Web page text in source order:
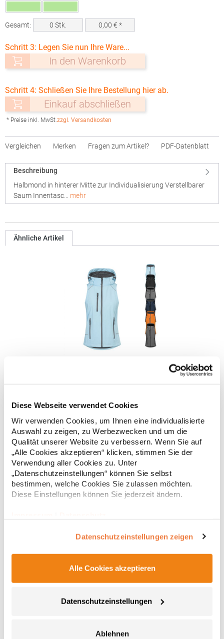
Diese Webseite verwendet Cookies
Wir verwenden Cookies, um Ihnen eine individualisierte
Auswahl zu zeigen, zu Werbezwecken und um die
Qualität unserer Website zu verbessern. Wenn Sie auf
„Alle Cookies akzeptieren“ klicken, stimmen Sie der
Verwendung aller Cookies zu. Unter
„Datenschutzeinstellungen“ können Sie selbst
bestimmen, welche Cookies Sie zulassen möchten.
Diese Einstellungen können Sie jederzeit ändern.
Datenschutzeinstellungen zeigen
Alle Cookies akzeptieren
Datenschutzeinstellungen
Ablehnen
Gesamt: 0 Stk. 0,00 € *
Schritt 3: Legen Sie nun Ihre Ware...
In den Warenkorb
Schritt 4: Schließen Sie Ihre Bestellung hier ab.
Einkauf abschließen
* Preise inkl. MwSt.zzgl. Versandkosten
Vergleichen Merken Fragen zum Artikel? PDF-Datenblatt
Beschreibung
Halbmond in hinterer Mitte zur Individualisierung Verstellbarer
Saum Innentasc… mehr
Ähnliche Artikel
E7845 Promodoro Damen Softshellweste mit Kapuze
Wasserdichte Reißverschlüsse Kinnschutz Napoleontasche
Rückenteil mit abgerundetem Saum 2 Seitentaschen mit
Reißverschluss Eingenähter Schlüsselanhänger in Seitentasche
Reflektierende Paspeln und Reißverschlussanhänger
Teilungsnähte Neutrales Größenetikett Atmungsaktiv,
wasserdicht 8.000 mm, winddicht Softshell-Bonded-Fleece bi-
elastischMaterialzusammensetzung: Außen: 95% Polyester / 5%
Elasthan, Innen: 100% PolyesterAngaben zur
Produktsicherheit: Herst.-Nr.: 7845Hersteller: Promodoro
Fashion GmbH Am Gatherhof 57 40472 Düsseldorf Deutschland
ab 66,96 € *
* Preise inkl. gesetzlicher Mwst. +Versandkosten *